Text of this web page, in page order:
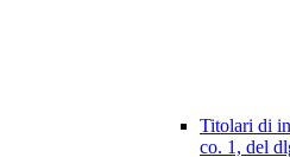
Titolari di
co. 1, del